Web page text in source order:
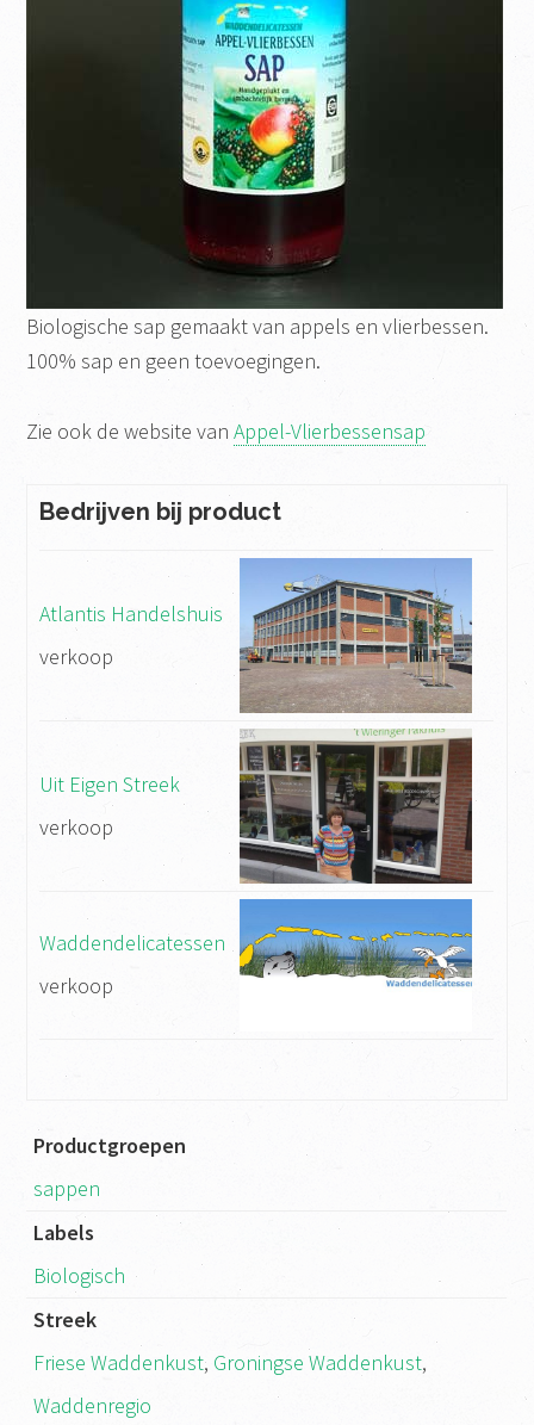
Biologische sap gemaakt van appels en vlierbessen.
100% sap en geen toevoegingen.
Zie ook de website vanAppel-Vlierbessensap
Bedrijven bij product
Atlantis Handelshuis
verkoop
Uit Eigen Streek
verkoop
Waddendelicatessen
verkoop
Productgroepen
sappen
Labels
Biologisch
Streek
Friese Waddenkust, Groningse Waddenkust,
Waddenregio